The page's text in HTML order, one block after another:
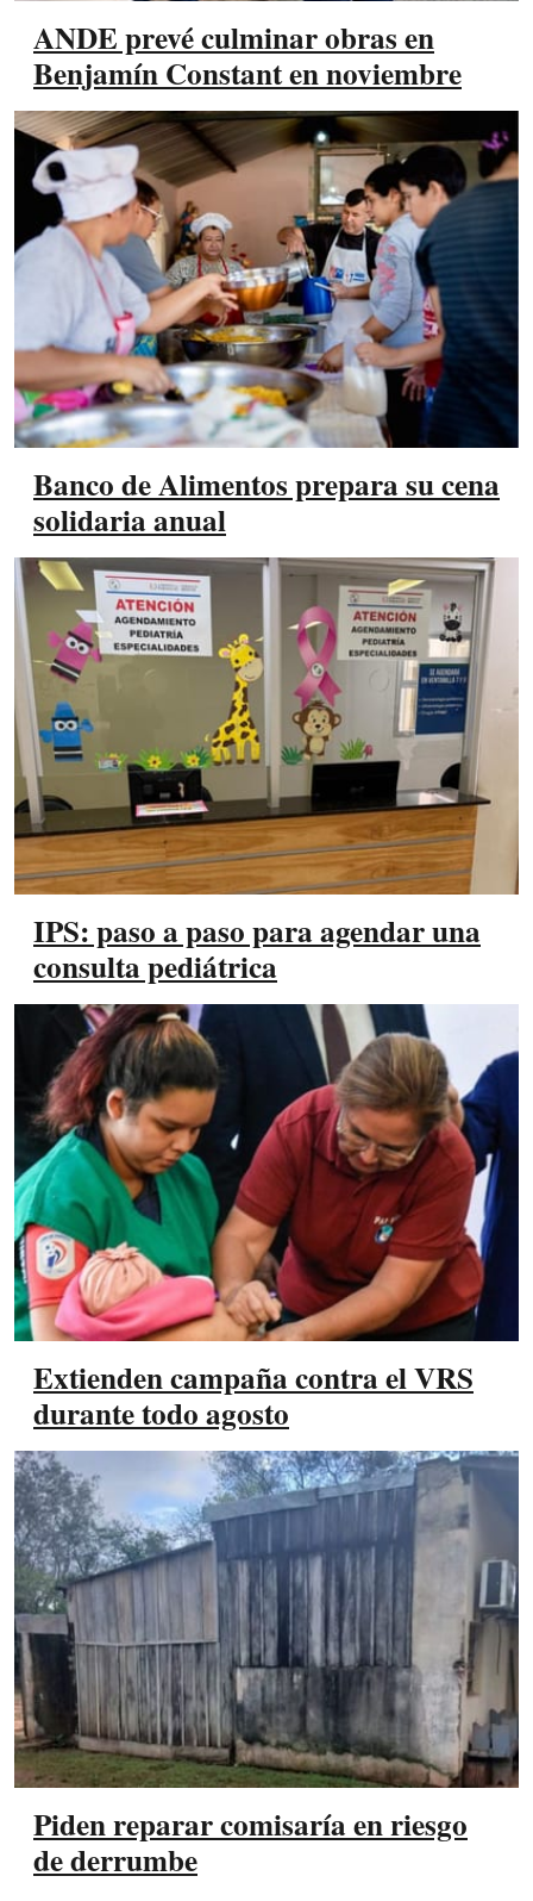
ANDE prevé culminar obras en
Benjamín Constant en noviembre
Banco de Alimentos prepara su cena
solidaria anual
IPS: paso a paso para agendar una
consulta pediátrica
Extienden campaña contra el VRS
durante todo agosto
Piden reparar comisaría en riesgo
de derrumbe